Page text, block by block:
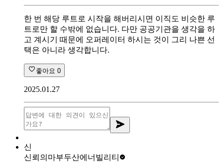
한 번 해당 루트로 시작을 해버리시면 이직도 비슷한 루
트로만 할 수밖에 없습니다. 다만 공공기관을 생각을 하
고 계시기 때문에 오퍼레이터 하시는 것이 그리 나쁜 선
택은 아니라 생각합니다.
좋아요 0
2025.01.27
신
신뢰의마부두산에너빌리티